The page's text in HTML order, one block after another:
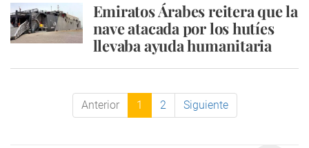
Emiratos Árabes reitera que la
nave atacada por los hutíes
llevaba ayuda humanitaria
Anterior 1 2 Siguiente